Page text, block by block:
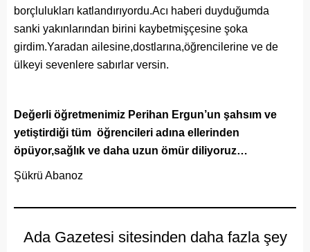
borçlulukları katlandırıyordu.Acı haberi duyduğumda
sanki yakınlarından birini kaybetmişçesine şoka
girdim.Yaradan ailesine,dostlarına,öğrencilerine ve de
ülkeyi sevenlere sabırlar versin.
Değerli öğretmenimiz Perihan Ergun’un şahsım ve
yetiştirdiği tüm öğrencileri adına ellerinden
öpüyor,sağlık ve daha uzun ömür diliyoruz…
Şükrü Abanoz
Ada Gazetesi sitesinden daha fazla şey